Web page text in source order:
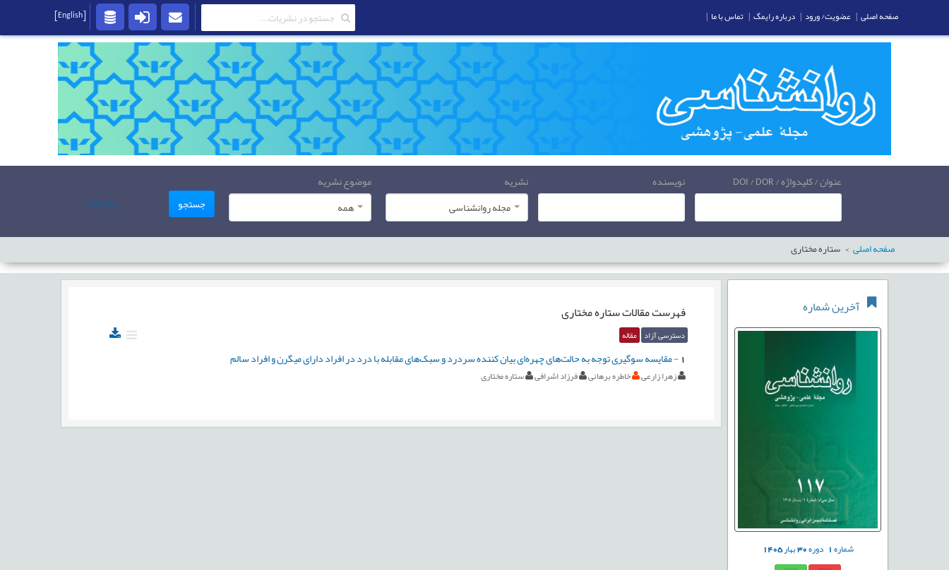
عنوان / کلیدواژه / DOI / DOR نویسنده
نشریه
مجله روانشناسی
موضوع نشریه
همه
جستجو پیشرفته
صفحه اصلی ستاره مختاری
آخرین شماره
شماره1 دوره30بهار1405
فهرست مقالاتستاره مختاری
دسترسی آزاد مقاله
1
-مقایسه سوگیری توجه به حالت‌های چهره‌ای بیان کننده سردرد و سبک‌های مقابله با درد در افراد دارای میگرن و افراد سالم
زهرا زارعی خاطره برهانی فرزاد اشرافی ستاره مختاری
صفحه اصلی | عضویت/ ورود | درباره رایمگ | تماس با ما |
[English]